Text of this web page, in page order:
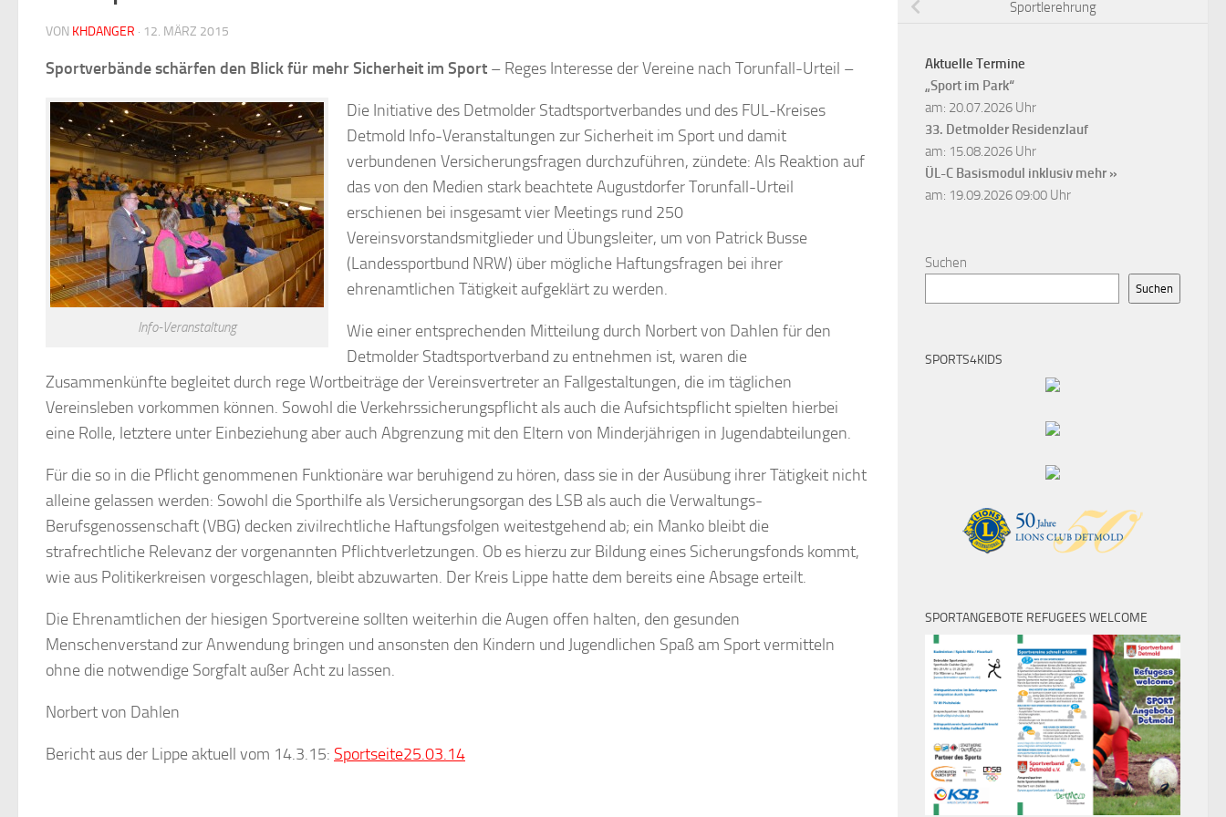
VON KHDANGER · 12. MÄRZ 2015
Sportverbände schärfen den Blick für mehr Sicherheit im Sport – Reges Interesse der Vereine nach Torunfall-Urteil –
Info-Veranstaltung
Die Initiative des Detmolder Stadtsportverbandes und des FUL-Kreises
Detmold Info-Veranstaltungen zur Sicherheit im Sport und damit
verbundenen Versicherungsfragen durchzuführen, zündete: Als Reaktion auf
das von den Medien stark beachtete Augustdorfer Torunfall-Urteil
erschienen bei insgesamt vier Meetings rund 250
Vereinsvorstandsmitglieder und Übungsleiter, um von Patrick Busse
(Landessportbund NRW) über mögliche Haftungsfragen bei ihrer
ehrenamtlichen Tätigkeit aufgeklärt zu werden.
Wie einer entsprechenden Mitteilung durch Norbert von Dahlen für den
Detmolder Stadtsportverband zu entnehmen ist, waren die
Zusammenkünfte begleitet durch rege Wortbeiträge der Vereinsvertreter an Fallgestaltungen, die im täglichen
Vereinsleben vorkommen können. Sowohl die Verkehrssicherungspflicht als auch die Aufsichtspflicht spielten hierbei
eine Rolle, letztere unter Einbeziehung aber auch Abgrenzung mit den Eltern von Minderjährigen in Jugendabteilungen.
Für die so in die Pflicht genommenen Funktionäre war beruhigend zu hören, dass sie in der Ausübung ihrer Tätigkeit nicht
alleine gelassen werden: Sowohl die Sporthilfe als Versicherungsorgan des LSB als auch die Verwaltungs-
Berufsgenossenschaft (VBG) decken zivilrechtliche Haftungsfolgen weitestgehend ab; ein Manko bleibt die
strafrechtliche Relevanz der vorgenannten Pflichtverletzungen. Ob es hierzu zur Bildung eines Sicherungsfonds kommt,
wie aus Politikerkreisen vorgeschlagen, bleibt abzuwarten. Der Kreis Lippe hatte dem bereits eine Absage erteilt.
Die Ehrenamtlichen der hiesigen Sportvereine sollten weiterhin die Augen offen halten, den gesunden
Menschenverstand zur Anwendung bringen und ansonsten den Kindern und Jugendlichen Spaß am Sport vermitteln
ohne die notwendige Sorgfalt außer Acht zu lassen.
Norbert von Dahlen
Bericht aus der Lippe aktuell vom 14.3.15: Sportseite25.03.14
Sportlerehrung
Aktuelle Termine
„Sport im Park“
am: 20.07.2026 Uhr
33. Detmolder Residenzlauf
am: 15.08.2026 Uhr
ÜL-C Basismodul inklusiv mehr »
am: 19.09.2026 09:00 Uhr
Suchen
Suchen
SPORTS4KIDS
SPORTANGEBOTE REFUGEES WELCOME